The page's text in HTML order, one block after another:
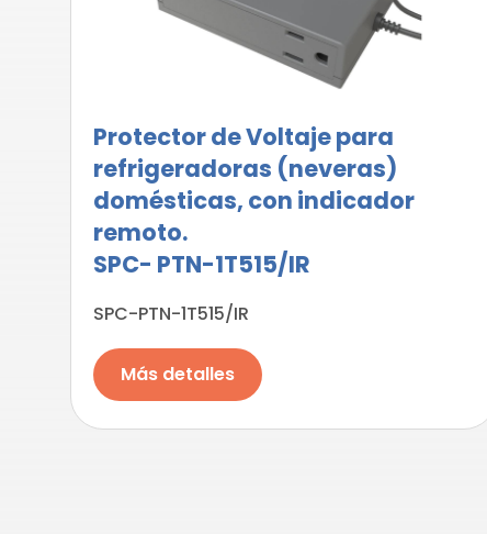
Protector de Voltaje para
refrigeradoras (neveras)
domésticas, con indicador
remoto.
SPC- PTN-1T515/IR
SPC-PTN-1T515/IR
Más detalles